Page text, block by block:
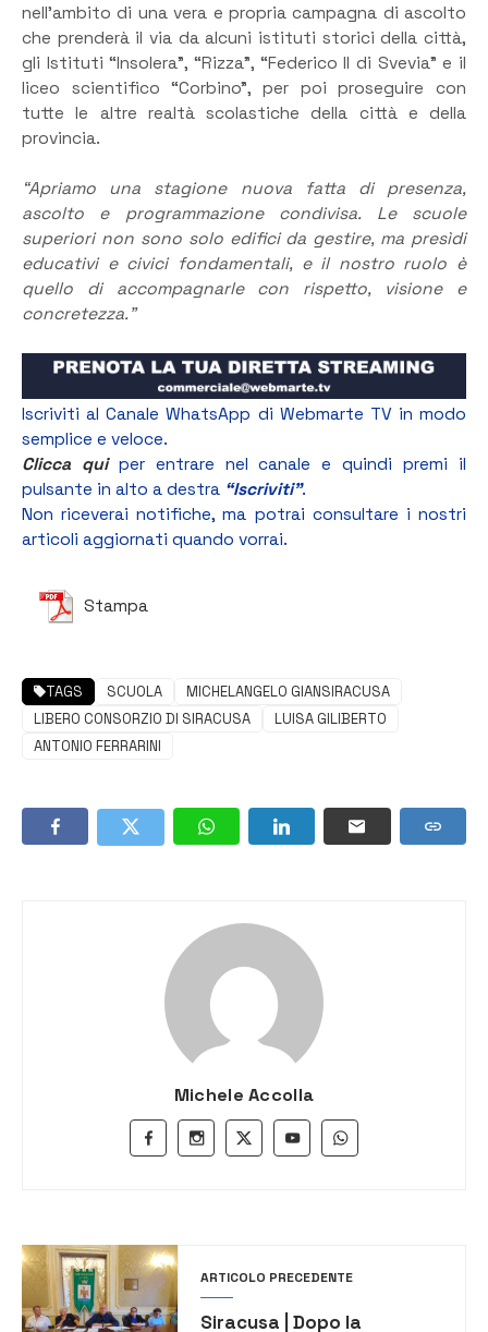
nell’ambito di una vera e propria campagna di ascolto
che prenderà il via da alcuni istituti storici della città,
gli Istituti “Insolera”, “Rizza”, “Federico II di Svevia” e il
liceo scientifico “Corbino”, per poi proseguire con
tutte le altre realtà scolastiche della città e della
provincia.
“Apriamo una stagione nuova fatta di presenza,
ascolto e programmazione condivisa. Le scuole
superiori non sono solo edifici da gestire, ma presìdi
educativi e civici fondamentali, e il nostro ruolo è
quello di accompagnarle con rispetto, visione e
concretezza.”
Iscriviti al Canale WhatsApp di Webmarte TV in modo
semplice e veloce.
Clicca quiper entrare nel canale e quindi premi il
pulsante in alto a destra “Iscriviti”.
Non riceverai notifiche, ma potrai consultare i nostri
articoli aggiornati quando vorrai.
Stampa
TAGS SCUOLA
MICHELANGELO GIANSIRACUSA
LIBERO CONSORZIO DI SIRACUSA
LUISA GILIBERTO
ANTONIO FERRARINI
Michele Accolla
ARTICOLO PRECEDENTE
Siracusa | Dopo la